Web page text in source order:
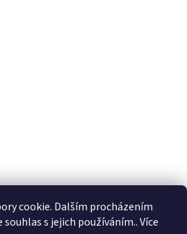
cookie. Dalším procházením
s jejich používáním.. Více